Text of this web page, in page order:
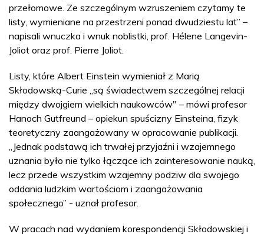
przełomowe. Ze szczególnym wzruszeniem czytamy te
listy, wymieniane na przestrzeni ponad dwudziestu lat” –
napisali wnuczka i wnuk noblistki, prof. Hélene Langevin-
Joliot oraz prof. Pierre Joliot.
Listy, które Albert Einstein wymieniał z Marią
Skłodowską-Curie „są świadectwem szczególnej relacji
między dwojgiem wielkich naukowców" – mówi profesor
Hanoch Gutfreund – opiekun spuścizny Einsteina, fizyk
teoretyczny zaangażowany w opracowanie publikacji.
„Jednak podstawą ich trwałej przyjaźni i wzajemnego
uznania było nie tylko łączące ich zainteresowanie nauką,
lecz przede wszystkim wzajemny podziw dla swojego
oddania ludzkim wartościom i zaangażowania
społecznego” - uznał profesor.
W pracach nad wydaniem korespondencji Skłodowskiej i